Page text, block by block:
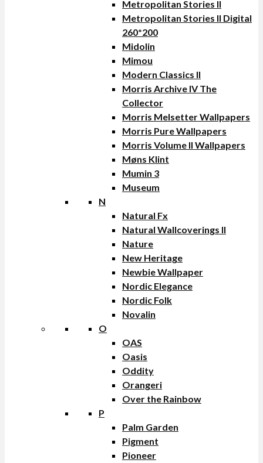
Metropolitan Stories II
Metropolitan Stories II Digital
260*200
Midolin
Mimou
Modern Classics II
Morris Archive IV The
Collector
Morris Melsetter Wallpapers
Morris Pure Wallpapers
Morris Volume II Wallpapers
Møns Klint
Mumin 3
Museum
N
Natural Fx
Natural Wallcoverings II
Nature
New Heritage
Newbie Wallpaper
Nordic Elegance
Nordic Folk
Novalin
O
OAS
Oasis
Oddity
Orangeri
Over the Rainbow
P
Palm Garden
Pigment
Pioneer